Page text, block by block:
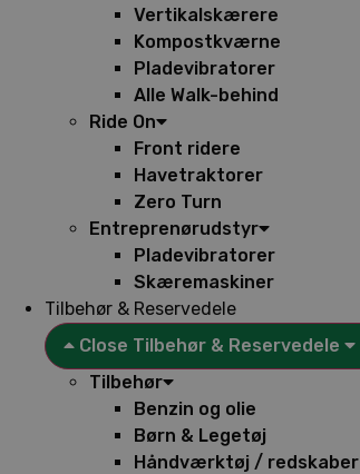
Vertikalskærere
Kompostkværne
Pladevibratorer
Alle Walk-behind
Ride On
Front ridere
Havetraktorer
Zero Turn
Entreprenørudstyr
Pladevibratorer
Skæremaskiner
Tilbehør & Reservedele
Close Tilbehør & Reservedele
Tilbehør
Benzin og olie
Børn & Legetøj
Håndværktøj / redskaber